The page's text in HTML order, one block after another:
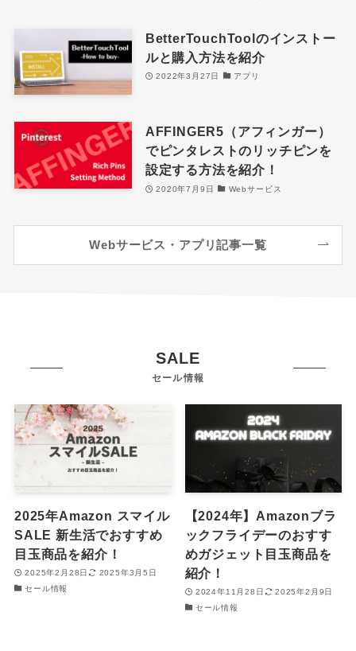
BetterTouchToolのインストー
ルと購入方法を紹介
2022年3月27日 アプリ
AFFINGER5（アフィンガー）
でピンタレストのリッチピンを
設定する方法を紹介！
2020年7月9日 Webサービス
Webサービス・アプリ記事一覧
SALE
セール情報
2025年Amazon スマイル
SALE 新生活でおすすめ
目玉商品を紹介！
2025年2月28日
2025年3月5日
セール情報
【2024年】Amazonブラ
ックフライデーのおすす
めガジェット目玉商品を
紹介！
2024年11月28日
2025年2月9日
セール情報